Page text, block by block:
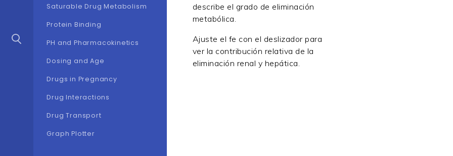
Saturable Drug Metabolism
Protein Binding
PH and Pharmacokinetics
Dosing and Age
Drugs in Pregnancy
Drug Interactions
Drug Transport
Graph Plotter
describe el grado de eliminación
metabólica.
Ajuste el fe con el deslizador para
ver la contribución relativa de la
eliminación renal y hepática.